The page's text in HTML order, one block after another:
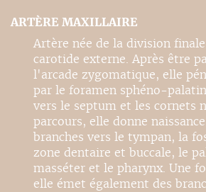
ARTÈRE MAXILLAIRE
Artère née de la division
carotide externe. Après être
l'arcade zygomatique, elle
par le foramen sphéno-
vers le septum et les cornets
parcours, elle donne
branches vers le tympan, la
zone dentaire et buccale, le
masséter et le pharynx. Une
elle émet également des